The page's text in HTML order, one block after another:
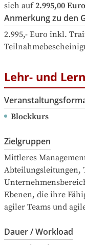
sich auf 2.995,00 Euro
Anmerkung zu den
2.995,- Euro inkl.
Lehr- und
Blockkurs
Zielgruppen
Mittleres
Abteilungsleitungen,
Ebenen, die ihre
agiler Teams und
Dauer / Workload